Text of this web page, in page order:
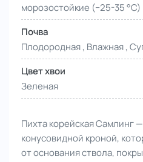
морозостойкие (−25-35 °С)
Почва
Плодородная , Влажная ,
Цвет хвои
Зеленая
Пихта корейская Самлинг
конусовидной кроной,
от основания ствола,